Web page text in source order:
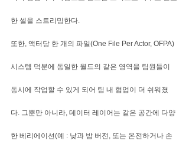
한 셀을 스트리밍한다.
또한, 액터당 한 개의 파일(One File Per Actor, OFPA)
시스템 덕분에 동일한 월드의 같은 영역을 팀원들이
동시에 작업할 수 있게 되어 팀 내 협업이 더 쉬워졌
다. 그뿐만 아니라, 데이터 레이어는 같은 공간에 다양
한 베리에이션(예 : 낮과 밤 버전, 또는 온전하거나 손